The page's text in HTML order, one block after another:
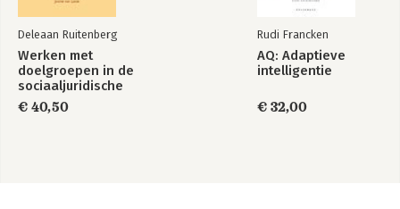
Deleaan Ruitenberg
Werken met
doelgroepen in de
sociaaljuridische
dienstverlening
€ 40,50
Rudi Francken
AQ: Adaptieve
intelligentie
€ 32,00